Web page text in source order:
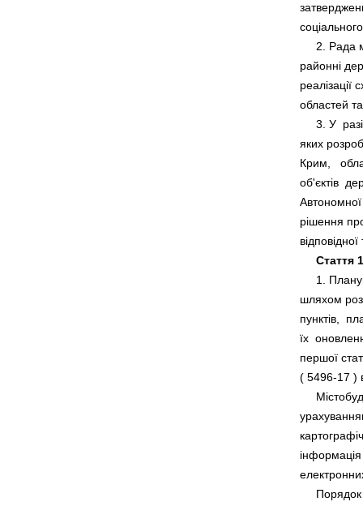
2.
районні
3. У
яких
Крим,
об'єктів
рішення
Стаття
1.
шляхом
пунктів,
їх
першої
( 5496-17